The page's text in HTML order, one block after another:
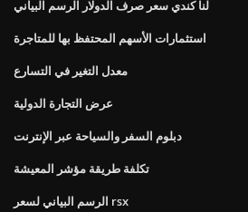
لنا كندي سعر صرف الدولار الرسم البياني
استثمارات الأسهم المحتفظ بها للمتاجرة
معدل التغير في التسارع
عرض التجارة الدولية
دبلوم السفر والسياحة عبر الإنترنت
تكلفة طريقة مؤشر المعيشة
الرسم البياني لسعر rsx